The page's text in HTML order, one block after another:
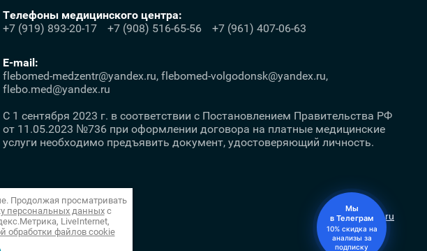
Телефоны медицинского центра:
+7 (919) 893-20-17
+7 (908) 516-65-56 +7 (961) 407-06-63
E-mail:
flebomed-medzentr@yandex.ru, flebomed-volgodonsk@yandex.ru,
flebo.med@yandex.ru
С 1 сентября 2023 г. в соответствии с Постановлением Правительства РФ
от 11.05.2023 №736 при оформлении договора на платные медицинские
услуги необходимо предъявить документ, удостоверяющий личность.
Продолжая просматривать
персональных данныхс
LiveInternet,
обработки файлов cookie
Megagroup.ru
Мы
в Телеграм
10% скидка на
анализы за
подписку